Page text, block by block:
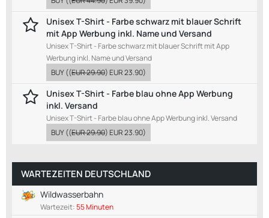
Unisex T-Shirt - Farbe schwarz mit blauer Schrift
mit App Werbung inkl. Name und Versand
Unisex T-Shirt - Farbe schwarz mit blauer Schrift mit App
Werbung inkl. Name und Versand
BUY((EUR 29.90)EUR 23.90)
Unisex T-Shirt - Farbe blau ohne App Werbung
inkl. Versand
Unisex T-Shirt - Farbe blau ohne App Werbung inkl. Versand
BUY((EUR 29.90)EUR 23.90)
WARTEZEITEN DEUTSCHLAND
Wildwasserbahn
Wartezeit:55 Minuten